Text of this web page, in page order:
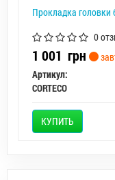
Прокладка головки
0
1 001 грн
Артикул:
CORTECO
КУПИТЬ